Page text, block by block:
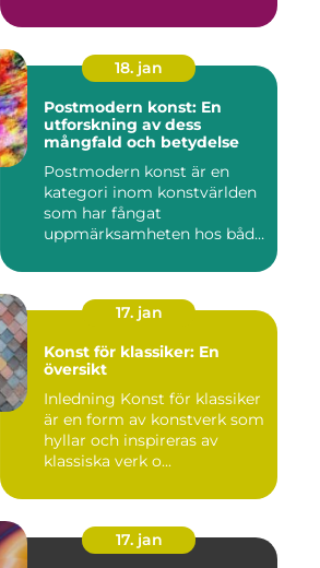
18. jan
Postmodern konst: En
utforskning av dess
mångfald och betydelse
Postmodern konst är en
kategori inom konstvärlden
som har fångat
uppmärksamheten hos både
17. jan
Konst för klassiker: En
översikt
Inledning Konst för klassiker
är en form av konstverk som
hyllar och inspireras av
klassiska verk o...
17. jan